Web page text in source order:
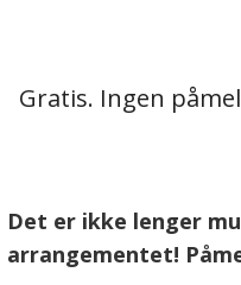
Gratis. Ingen
Det er ikke lenger
arrangementet!